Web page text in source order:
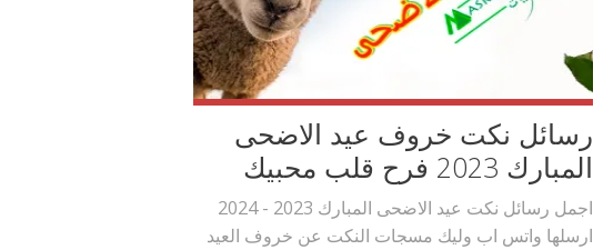
رسائل نكت خروف عيد الاضحى
المبارك 2023 فرح قلب محبيك
اجمل رسائل نكت عيد الاضحى المبارك 2023 - 2024
ارسلها واتس اب وليك مسجات النكت عن خروف العيد